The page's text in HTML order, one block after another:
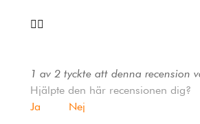
👍🏻
1 av 2 tyckte att denna recension
Hjälpte den här recensionen dig?
Ja
Nej